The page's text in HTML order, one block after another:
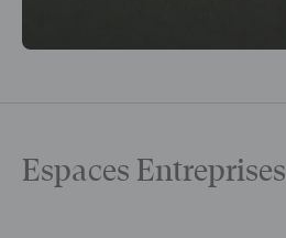
Espaces Entreprises